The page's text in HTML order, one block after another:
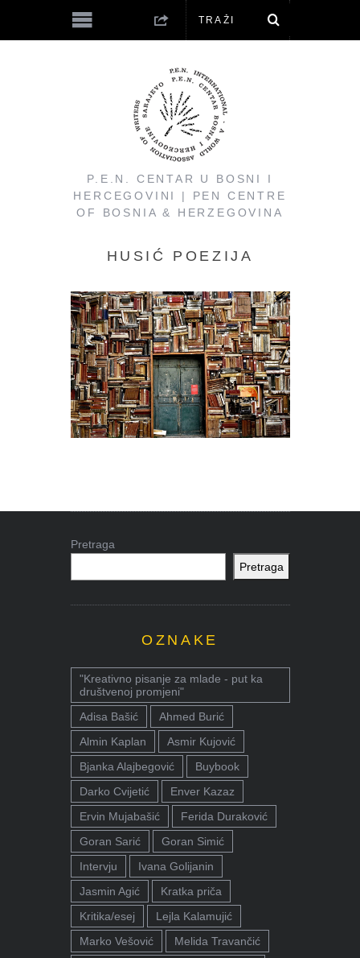
P.E.N. CENTAR U BOSNI I
HERCEGOVINI | PEN CENTRE
OF BOSNIA & HERZEGOVINA
HUSIĆ POEZIJA
Pretraga
Pretraga
OZNAKE
"Kreativno pisanje za mlade - put ka
društvenoj promjeni"
Adisa Bašić
Ahmed Burić
Almin Kaplan
Asmir Kujović
Bjanka Alajbegović
Buybook
Darko Cvijetić
Enver Kazaz
Ervin Mujabašić
Ferida Duraković
Goran Sarić
Goran Simić
Intervju
Ivana Golijanin
Jasmin Agić
Kratka priča
Kritika/esej
Lejla Kalamujić
Marko Vešović
Melida Travančić